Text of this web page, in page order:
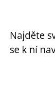
Najděte
se k ní